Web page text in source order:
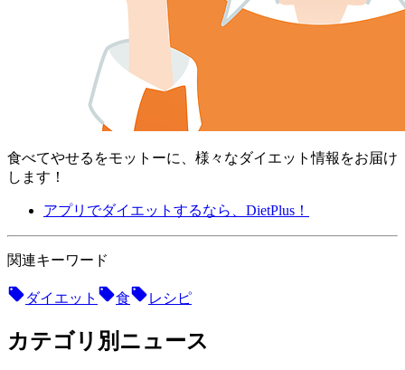
食べてやせるをモットーに、様々なダイエット情報をお届け
します！
アプリでダイエットするなら、DietPlus！
関連キーワード
ダイエット 食 レシピ
カテゴリ別ニュース